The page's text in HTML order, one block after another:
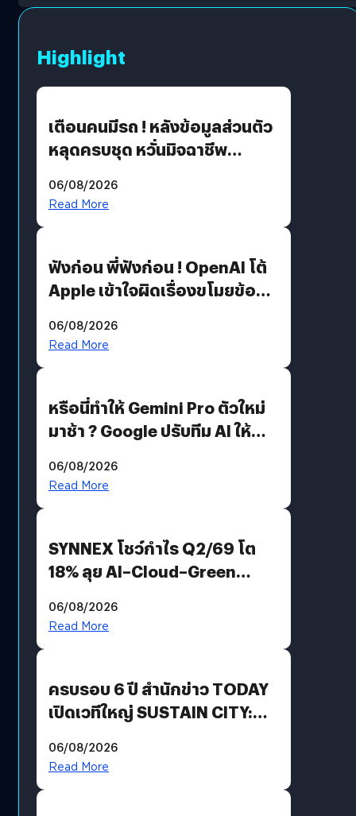
Highlight
เตือนคนมีรถ ! หลังข้อมูลส่วนตัว
หลุดครบชุด หวั่นมิจฉาชีพ
รหัสผ่านหลุด ไม่ใช่แฮกเกอร์
06/08/2026
Read More
ฟังก่อน พี่ฟังก่อน ! OpenAI โต้
Apple เข้าใจผิดเรื่องขโมยข้อมูล
06/08/2026
Read More
หรือนี่ทำให้ Gemini Pro ตัวใหม่
มาช้า ? Google ปรับทีม AI ให้
AGI
06/08/2026
Read More
SYNNEX โชว์กำไร Q2/69 โต
18% ลุย AI–Cloud–Green
Revenue เร่งเครื่อง New
06/08/2026
Read More
ครบรอบ 6 ปี สำนักข่าว TODAY
เปิดเวทีใหญ่ SUSTAIN CITY:
แนวทางปรับตัวสู่เศรษฐกิจสี
06/08/2026
Read More